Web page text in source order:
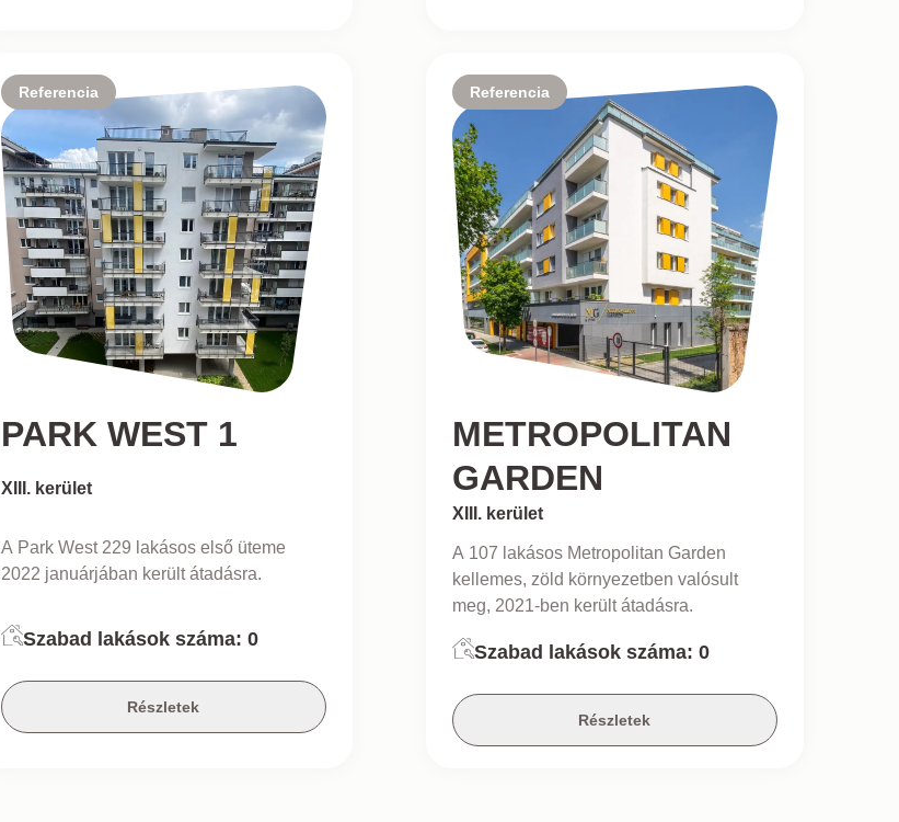
Referencia
PARK WEST 1
XIII. kerület
A Park West 229 lakásos első üteme
2022 januárjában került átadásra.
Szabad lakások száma: 0
Részletek
Referencia
METROPOLITAN
GARDEN
XIII. kerület
A 107 lakásos Metropolitan Garden
kellemes, zöld környezetben valósult
meg, 2021-ben került átadásra.
Szabad lakások száma: 0
Részletek